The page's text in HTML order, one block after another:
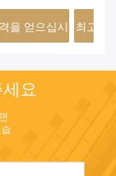
을 얻으십시 최고의
요